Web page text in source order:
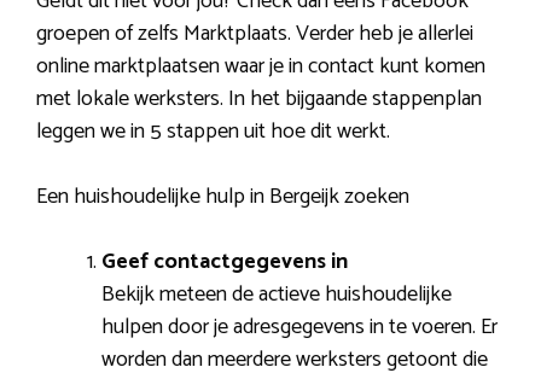
groepen of zelfs Marktplaats. Verder heb je allerlei
online marktplaatsen waar je in contact kunt komen
met lokale werksters. In het bijgaande stappenplan
leggen we in 5 stappen uit hoe dit werkt.
Een huishoudelijke hulp in Bergeijk zoeken
Geef contactgegevens in
Bekijk meteen de actieve huishoudelijke
hulpen door je adresgegevens in te voeren. Er
worden dan meerdere werksters getoont die